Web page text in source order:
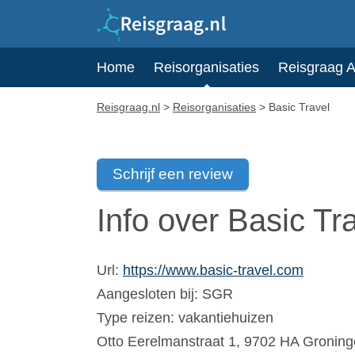
Home Reisorganisaties Reisgraag
Reisgraag.nl > Reisorganisaties > Basic Travel
Schrijf een review
Info over Basic
Url: https://www.basic-travel.com
Aangesloten bij: SGR
Type reizen: vakantiehuizen
Otto Eerelmanstraat 1, 9702 HA